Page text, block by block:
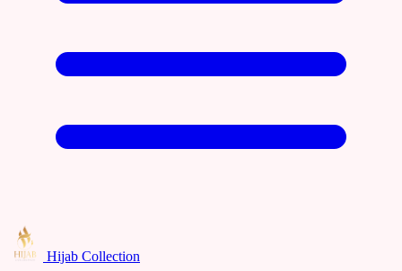
Hijab Collection